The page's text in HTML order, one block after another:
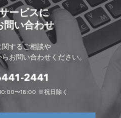
ービスに
問い合わせ
関するご相談や
お問い合わせください。
〜18:00 ※祝日除く